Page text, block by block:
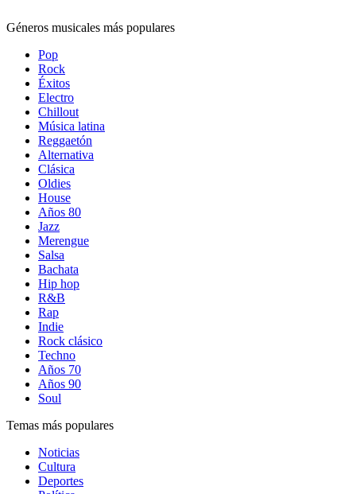
Géneros musicales más populares
Pop
Rock
Éxitos
Electro
Chillout
Música latina
Reggaetón
Alternativa
Clásica
Oldies
House
Años 80
Jazz
Merengue
Salsa
Bachata
Hip hop
R&B
Rap
Indie
Rock clásico
Techno
Años 70
Años 90
Soul
Temas más populares
Noticias
Cultura
Deportes